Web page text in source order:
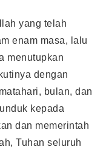
yang telah
enam masa, lalu
menutupkan
dengan
bulan, dan
kepada
dan memerintah
Tuhan seluruh